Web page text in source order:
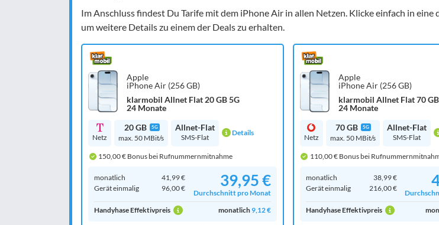
Im Anschluss findest Du Tarife mit dem iPhone Air in allen Netzen. Klicke einfach in eine
um weitere Details zu einem der Deals zu erhalten.
Apple
iPhone Air (256 GB)
klarmobil Allnet Flat 20 GB 5G
24 Monate
Netz
20 GB 5G
max. 50 MBit/s
Allnet-Flat
SMS-Flat Details
150,00 € Bonus bei Rufnummernmitnahme
monatlich
41,99 €
Gerät einmalig
96,00 € 39,95 €
Durchschnitt pro Monat
Handyhase Effektivpreis
monatlich9,12 €
Apple
iPhone Air (256 GB)
klarmobil Allnet Flat 70
24 Monate
Netz
70 GB 5G
max. 50 MBit/s
Allnet-Flat
SMS-Flat
110,00 € Bonus bei
monatlich
38,99 €
Gerät einmalig
216,00 €
Handyhase Effektivpreis